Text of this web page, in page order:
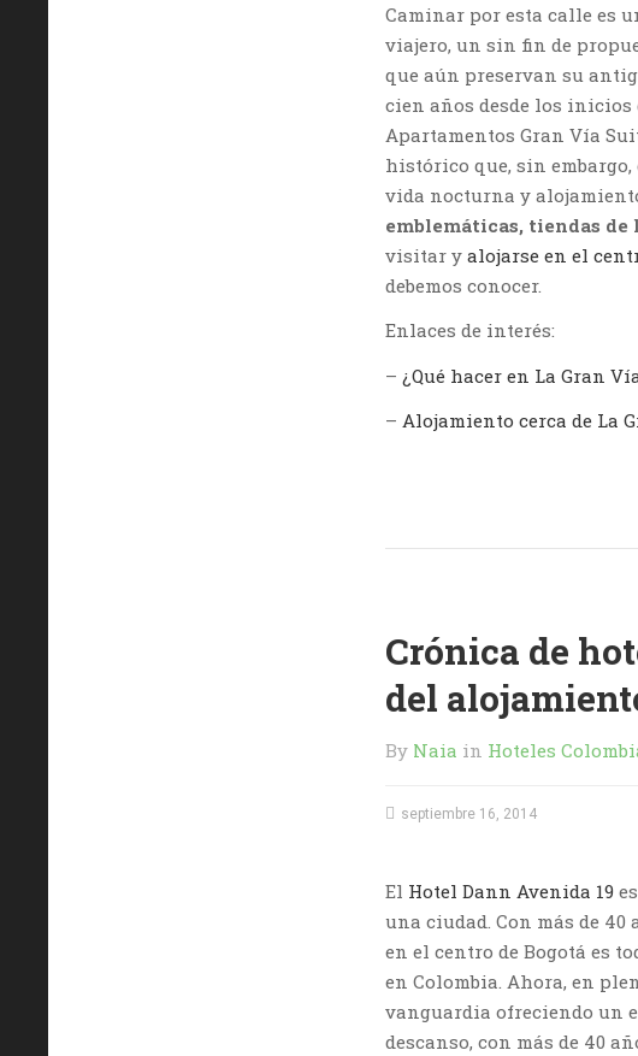
Caminar por esta calle es
viajero, un sin fin de
que aún preservan su
cien años desde los inicios
Apartamentos Gran Vía
histórico que, sin
vida nocturna y
emblemáticas, tiendas
visitar y alojarse en el
debemos conocer.
Enlaces de interés:
– ¿Qué hacer en La Gran
– Alojamiento cerca de La
Crónica de
del
By Naia in Hoteles
septiembre 16, 2014
El Hotel Dann Avenida 19
una ciudad. Con más de
en el centro de Bogotá es
en Colombia. Ahora, en
vanguardia ofreciendo un
descanso, con más de 40